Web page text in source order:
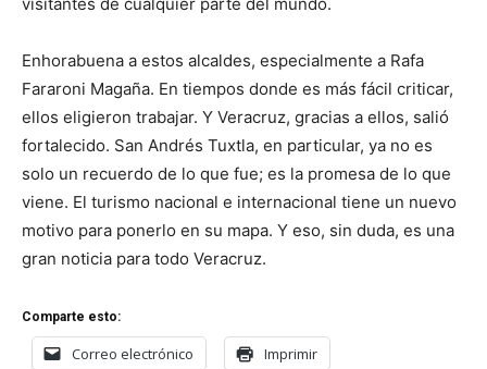
Enhorabuena a estos alcaldes, especialmente a Rafa
Fararoni Magaña. En tiempos donde es más fácil criticar,
ellos eligieron trabajar. Y Veracruz, gracias a ellos, salió
fortalecido. San Andrés Tuxtla, en particular, ya no es
solo un recuerdo de lo que fue; es la promesa de lo que
viene. El turismo nacional e internacional tiene un nuevo
motivo para ponerlo en su mapa. Y eso, sin duda, es una
gran noticia para todo Veracruz.
Comparte esto:
Correo electrónico Imprimir